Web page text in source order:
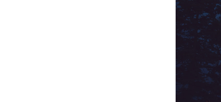
чеснок;
соль.
Фото: